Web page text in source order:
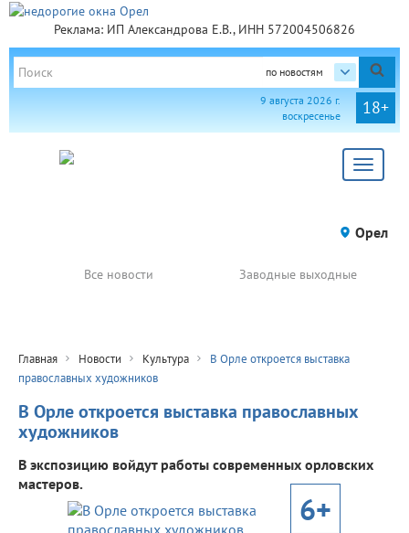
Реклама: ИП Александрова Е.В., ИНН 572004506826
по новостям
18+
9 августа 2026 г.
воскресенье
Toggle
Орел
Все новости Заводные выходные
Главная Новости Культура
В Орле откроется выставка
православных художников
В Орле откроется выставка православных
художников
В экспозицию войдут работы современных орловских
мастеров.
6+